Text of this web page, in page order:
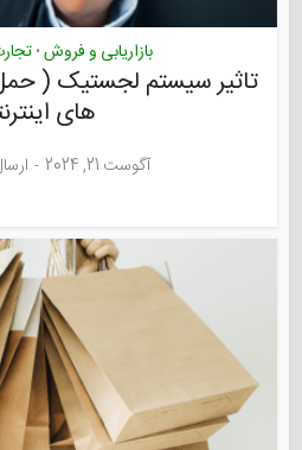
بازاریابی و فروش •
تاثیر سیستم لجستیک (
های
آگوست 21, 2024